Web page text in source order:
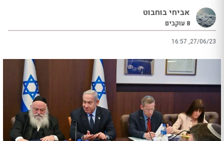
אביחי בוחבוט
8 עוקבים
16:57 ,27/06/23